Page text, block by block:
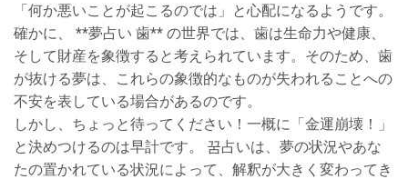
「何か悪いことが起こるのでは」と心配になるようです。
確かに、 **夢占い 歯** の世界では、歯は生命力や健康、
そして財産を象徴すると考えられています。そのため、歯
が抜ける夢は、これらの象徴的なものが失われることへの
不安を表している場合があるのです。
しかし、ちょっと待ってください！一概に「金運崩壊！」
と決めつけるのは早計です。 꿈占いは、夢の状況やあな
たの置かれている状況によって、解釈が大きく変わってき